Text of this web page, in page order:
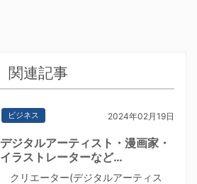
関連記事
ビジネス 2024年02月19日
デジタルアーティスト・漫画家・
イラストレーターなど…
クリエーター(デジタルアーティス